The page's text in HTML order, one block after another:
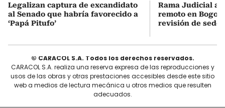
Legalizan captura de excandidato
al Senado que habría favorecido a
‘Papá Pitufo’
Rama Judicial
remoto en
revisión de sedes
© CARACOL S.A. Todos los derechos reservados.
CARACOL S.A. realiza una reserva expresa de las reproducciones y
usos de las obras y otras prestaciones accesibles desde este sitio
web a medios de lectura mecánica u otros medios que resulten
adecuados.